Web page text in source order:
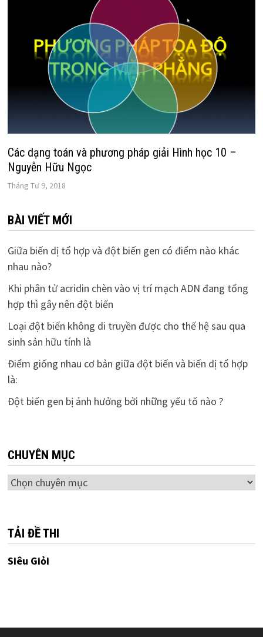
Các dạng toán và phương pháp giải Hình học 10 –
Nguyễn Hữu Ngọc
Tháng Tư 9, 2018
BÀI VIẾT MỚI
Giữa biến dị tổ hợp và đột biến gen có điểm nào khác
nhau nào?
Khi phân tử acridin chèn vào vị trí mạch ADN đang tổng
hợp thì gây nên đột biến
Loại đột biến không di truyền được cho thế hệ sau qua
sinh sản hữu tính là
Điểm giống nhau cơ bản giữa đột biến và biến dị tổ hợp
là:
Đột biến gen bị ảnh hưởng bởi những yếu tố nào ?
CHUYÊN MỤC
Chuyên
TẢI ĐỀ THI
Siêu Giỏi